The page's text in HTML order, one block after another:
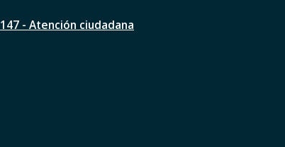
147 - Atención ciudadana